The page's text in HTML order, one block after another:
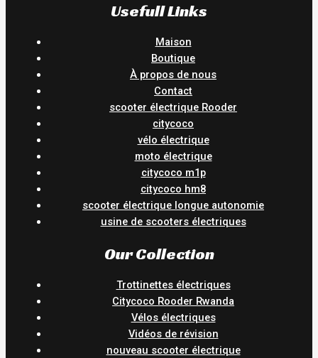
Usefull Links
Maison
Boutique
À propos de nous
Contact
scooter électrique Rooder
citycoco
vélo électrique
moto électrique
citycoco m1p
citycoco hm8
scooter électrique longue autonomie
usine de scooters électriques
Our Collection
Trottinettes électriques
Citycoco Rooder Rwanda
Vélos électriques
Vidéos de révision
nouveau scooter électrique